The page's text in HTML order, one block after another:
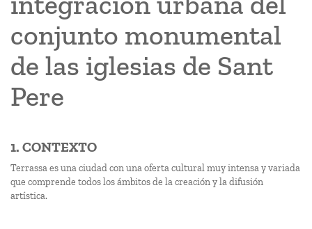
conjunto monumental
de las iglesias de Sant
Pere
1. CONTEXTO
Terrassa es una ciudad con una oferta cultural muy intensa y variada
que comprende todos los ámbitos de la creación y la difusión
artística.